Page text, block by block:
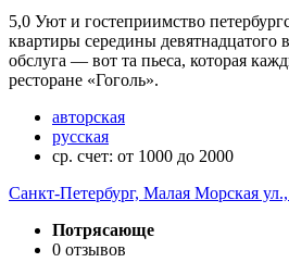
5,0 Уют и гостеприимство
квартиры середины девятнадцатого
обслуга — вот та пьеса, которая
ресторане «Гоголь».
авторская
русская
ср. счет: от 1000 до 2000
Санкт-Петербург, Малая Морская
Потрясающе
0 отзывов